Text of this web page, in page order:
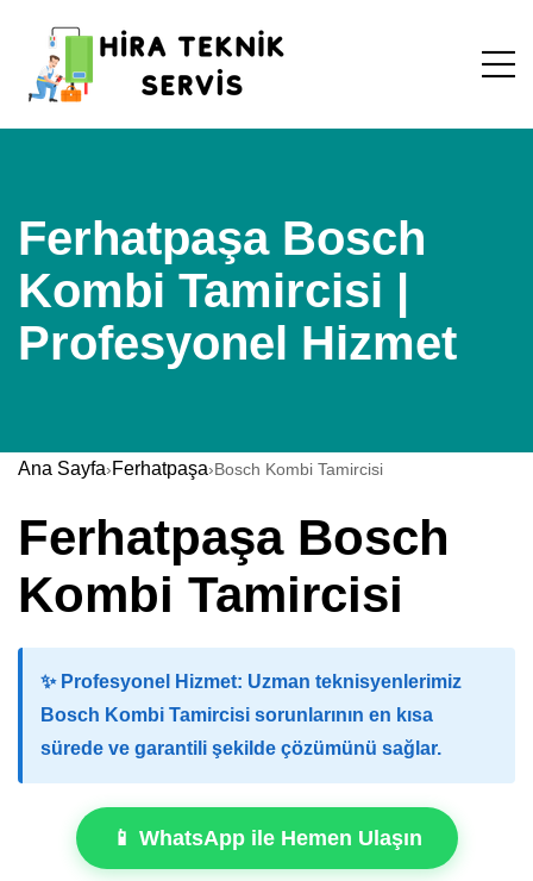
Ferhatpaşa Bosch
Kombi Tamircisi |
Profesyonel Hizmet
Ana Sayfa›Ferhatpaşa›Bosch Kombi Tamircisi
Ferhatpaşa Bosch
Kombi Tamircisi
✨ Profesyonel Hizmet: Uzman teknisyenlerimiz
Bosch Kombi Tamircisi sorunlarının en kısa
sürede ve garantili şekilde çözümünü sağlar.
📱 WhatsApp ile Hemen Ulaşın